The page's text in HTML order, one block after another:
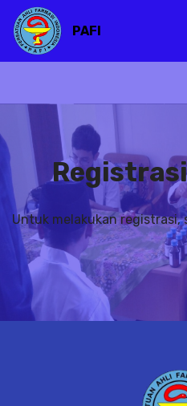
PAFI
Untuk melakukan registrasi,